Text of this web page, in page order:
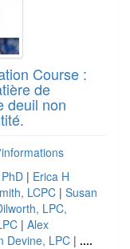
Course :
de
deuil non
| Erica H
LCPC | Susan
LPC,
| Alex
Devine, LPC | ....